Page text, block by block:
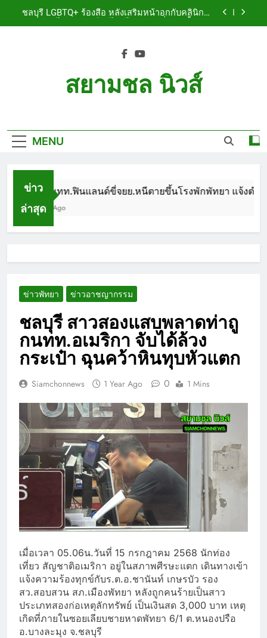
ชลบุรี LGBTQ+ ร้องสื่อ หลังเสริมหน้าอกกับคลินิกชื่อ
ก่อนพบเป็นศพเปลือยยัดกระเป๋า ทิ้งริมทางรถไฟ รวบ
คาสนามบินขณะเตรียมบินกลับประเทศ
ล้าน ปรับ ห้องประชุม–ห้องผู้บริหาร
ชลบุรี นทท.ฟินแลนด์ขี่จยย.หนีตายขึ้นโรงพักพัทยา
รับผิดชอบ พร้อมเตือนอย่าหลงเชื่อรีวิวราคาถูก
ชลบุรี หนุ่มใหญ่ออสซี่พาสาวไทยวัย 17 เข้าคอนโด
ชลบุรี ฉลุยก่อนหมดวาระ! สภาเมืองพัทยา ผ่านงบ 5.7
สยามชล นิวส์
MENU
ข่าว
ล่าสุด
ชลบุรี นทท.ฟินแลนด์ขี่จยย.หนีตายขึ้นโรงพักพัทยา แจ้งตำร
1 Month Ago
ข่าวพัทยา ข่าวอาชญากรรม
ชลบุรี สาวสองแสบพลาดท่าถู
กนทท.อเมริกา จับได้ล้วง
กระเป๋า ฉุนคว้าหินทุบหัวแตก
Siamchonnews 1 Year Ago 0 1 Mins
เมื่อเวลา 05.06น.วันที่ 15 กรกฎาคม 2568 นักท่อง
เที่ยว สัญชาติอเมริกา อยู่ในสภาพศีรษะแตก เดินทางเข้า
แจ้งความร้องทุกข์กับร.ต.อ.ชานันท์ เกษรบัว รอง
สว.สอบสวน สภ.เมืองพัทยา หลังถูกคนร้ายเป็นสาว
ประเภทสองก่อเหตุลักทรัพย์ เป็นเงินสด 3,000 บาท เหตุ
เกิดที่ภายในซอยเลียบชายหาดพัทยา 6/1 ต.หนองปรือ
อ.บางละมุง จ.ชลบุรี